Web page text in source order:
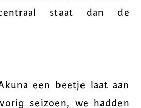
staat dan de
een beetje laat aan
seizoen, we hadden